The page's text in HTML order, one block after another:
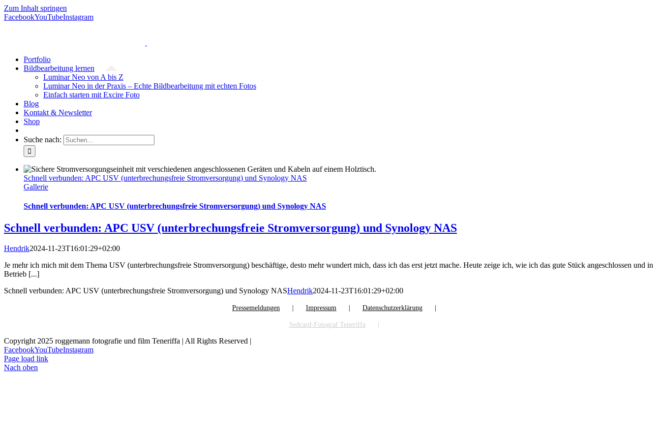
Zum Inhalt springen
FacebookYouTubeInstagram
Portfolio
Bildbearbeitung lernen
Luminar Neo von A bis Z
Luminar Neo in der Praxis – Echte Bildbearbeitung mit echten Fotos
Einfach starten mit Excire Foto
Blog
Kontakt & Newsletter
Shop
Suche nach:
Schnell verbunden: APC USV (unterbrechungsfreie Stromversorgung) und Synology NAS
Gallerie
Schnell verbunden: APC USV (unterbrechungsfreie Stromversorgung) und Synology NAS
Schnell verbunden: APC USV (unterbrechungsfreie Stromversorgung) und Synology NAS
Hendrik2024-11-23T16:01:29+02:00
Je mehr ich mich mit dem Thema USV (unterbrechungsfreie Stromversorgung) beschäftige, desto mehr wundert mich, dass ich das erst jetzt mache. Heute zeige ich, wie ich das gute Stück angeschlossen und in
Betrieb [...]
Schnell verbunden: APC USV (unterbrechungsfreie Stromversorgung) und Synology NASHendrik2024-11-23T16:01:29+02:00
Pressemeldungen Impressum Datenschutzerklärung
Sedcard-Fotograf Teneriffa
Copyright 2025 roggemann fotografie und film Teneriffa | All Rights Reserved |
FacebookYouTubeInstagram
Page load link
Nach oben